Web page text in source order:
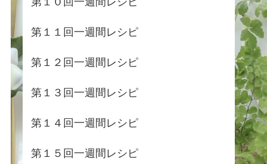
第１１回一週間レシピ
第１２回一週間レシピ
第１３回一週間レシピ
第１４回一週間レシピ
第１５回一週間レシピ